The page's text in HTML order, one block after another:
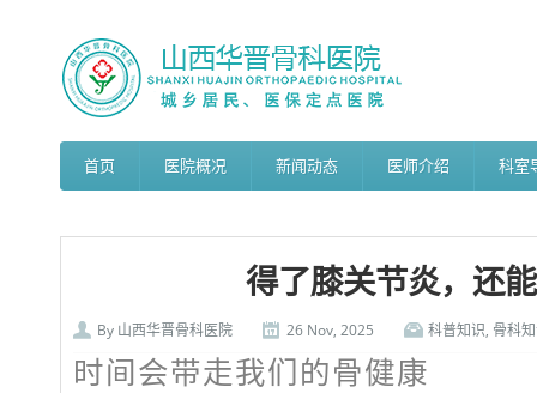
首页 医院概况 新闻动态 医师介绍 科室
得了膝关节炎，还
By 山西华晋骨科医院 26 Nov, 2025 科普知识, 骨科
时间会带走我们的骨健康